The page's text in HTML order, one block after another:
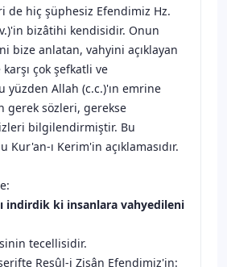
de hiç şüphesiz Efendimiz Hz.
bizâtihi kendisidir. Onun
bize anlatan, vahyini açıklayan
çok şefkatli ve
yüzden Allah (c.c.)'ın emrine
gerek sözleri, gerekse
bilgilendirmiştir. Bu
ı Kerim'in açıklamasıdır.
indirdik ki insanlara vahyedileni
tecellisidir.
Resûl-i Zişân Efendimiz'in: